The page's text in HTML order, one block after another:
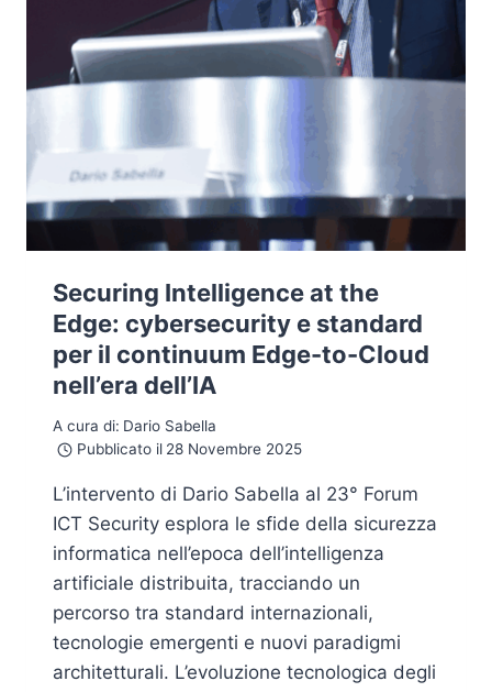
Securing Intelligence at the
Edge: cybersecurity e standard
per il continuum Edge-to-Cloud
nell’era dell’IA
A cura di: Dario Sabella
Pubblicato il 28 Novembre 2025
L’intervento di Dario Sabella al 23° Forum
ICT Security esplora le sfide della sicurezza
informatica nell’epoca dell’intelligenza
artificiale distribuita, tracciando un
percorso tra standard internazionali,
tecnologie emergenti e nuovi paradigmi
architetturali. L’evoluzione tecnologica degli